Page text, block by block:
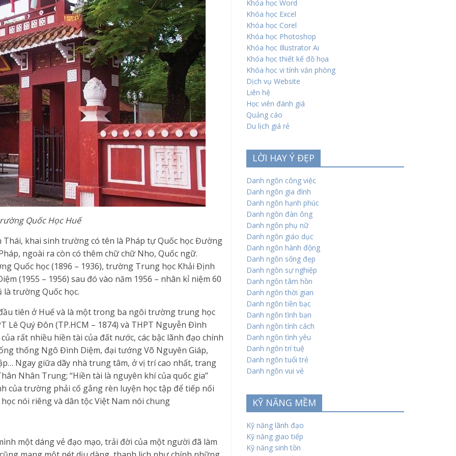
Quốc Học Huế
Thái, khai sinh trường có tên là Pháp tự Quốc học Đường
ngoài ra còn có thêm chữ chữ Nho, Quốc ngữ.
Quốc học (1896 – 1936), trường Trung học Khải Định
(1955 – 1956) sau đó vào năm 1956 – nhân kỉ niệm 60
trường Quốc học.
tiên ở Huế và là một trong ba ngôi trường trung học
Lê Quý Đôn (TP.HCM – 1874) và THPT Nguyễn Đình
rất nhiều hiền tài của đất nước, các bậc lãnh đạo chính
thống Ngô Đình Diệm, đại tướng Võ Nguyên Giáp,
Ngay giữa dãy nhà trung tâm, ở vị trí cao nhất, trang
Nhân Trung; “Hiền tài là nguyên khí của quốc gia”
của trường phải cố gắng rèn luyện học tập để tiếp nối
nói riêng và dân tộc Việt Nam nói chung
một dáng vẻ đạo mạo, trải đời của một người đã làm
Khóa học Word
Khóa học Excel
Khóa học Corel
Khóa học Photoshop
Khóa học Illustrator Ai
Khóa học thiết kế đồ họa
Khóa học vi tính văn phòng
Dịch vụ Website
Liên hệ
Học viên đánh giá
Quảng cáo
Du lịch giá rẻ
LỜI HAY Ý ĐẸP
Danh ngôn công việc
Danh ngôn gia đình
Danh ngôn hạnh phúc
Danh ngôn đàn ông
Danh ngôn phụ nữ
Danh ngôn giáo dục
Danh ngôn hành động
Danh ngôn sống đẹp
Danh ngôn sự nghiệp
Danh ngôn tâm hồn
Danh ngôn thời gian
Danh ngôn tiền bạc
Danh ngôn tình bạn
Danh ngôn tính cách
Danh ngôn tình yêu
Danh ngôn trí tuệ
Danh ngôn tuổi trẻ
Danh ngôn vui vẻ
KỸ NĂNG MỀM
Kỹ năng lãnh đạo
Kỹ năng giao tiếp
Kỹ năng sinh tồn